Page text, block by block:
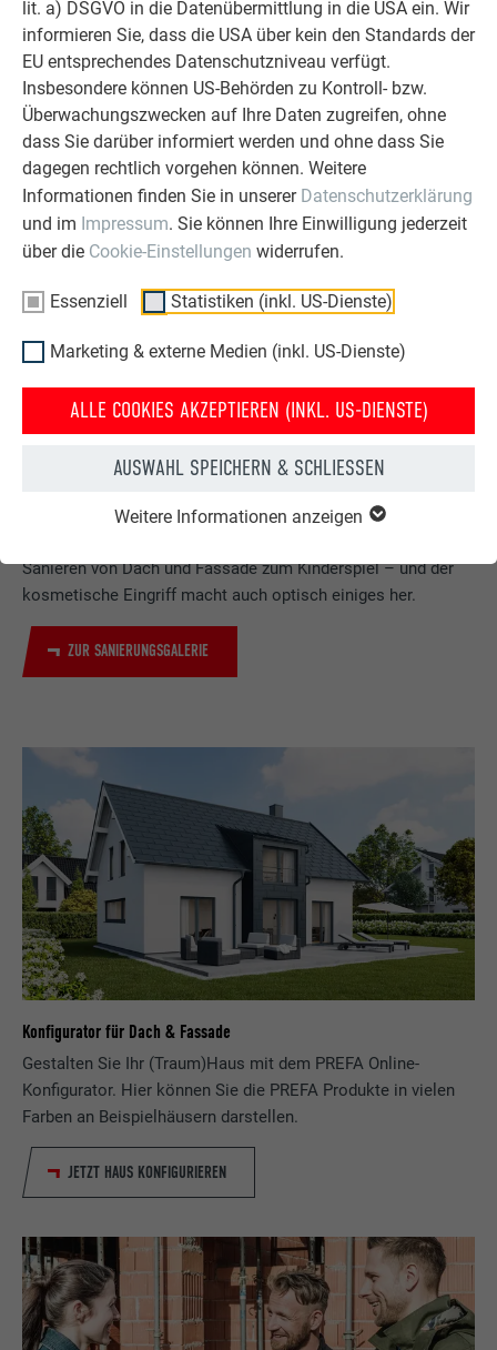
lit. a) DSGVO in die Datenübermittlung in die USA ein. Wir
informieren Sie, dass die USA über kein den Standards der
EU entsprechendes Datenschutzniveau verfügt.
Insbesondere können US-Behörden zu Kontroll- bzw.
Überwachungszwecken auf Ihre Daten zugreifen, ohne
dass Sie darüber informiert werden und ohne dass Sie
dagegen rechtlich vorgehen können. Weitere
Informationen finden Sie in unserer Datenschutzerklärung
und im Impressum. Sie können Ihre Einwilligung jederzeit
über die Cookie-Einstellungen widerrufen.
Essenziell Statistiken (inkl. US-Dienste)
Marketing & externe Medien (inkl. US-Dienste)
ALLE COOKIES AKZEPTIEREN (INKL. US-DIENSTE)
AUSWAHL SPEICHERN & SCHLIESSEN
Weitere Informationen anzeigen
Sanieren von Dach und Fassade zum Kinderspiel – und der
kosmetische Eingriff macht auch optisch einiges her.
ZUR SANIERUNGSGALERIE
PREFA SANIERUNGSGALERIE
OBJEKTE VOR UND NACH DER SANIERUNG
DACHSANIERUNG MIT DER
DACHSANIERUNG MIT PREFA
Konfigurator für Dach & Fassade
Gestalten Sie Ihr (Traum)Haus mit dem PREFA Online-
Konfigurator. Hier können Sie die PREFA Produkte in vielen
Farben an Beispielhäusern darstellen.
JETZT HAUS KONFIGURIEREN